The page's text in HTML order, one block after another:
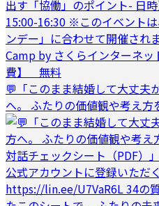
💬「このまま結婚して大丈夫
へ。 ふたりの価値観や考え方